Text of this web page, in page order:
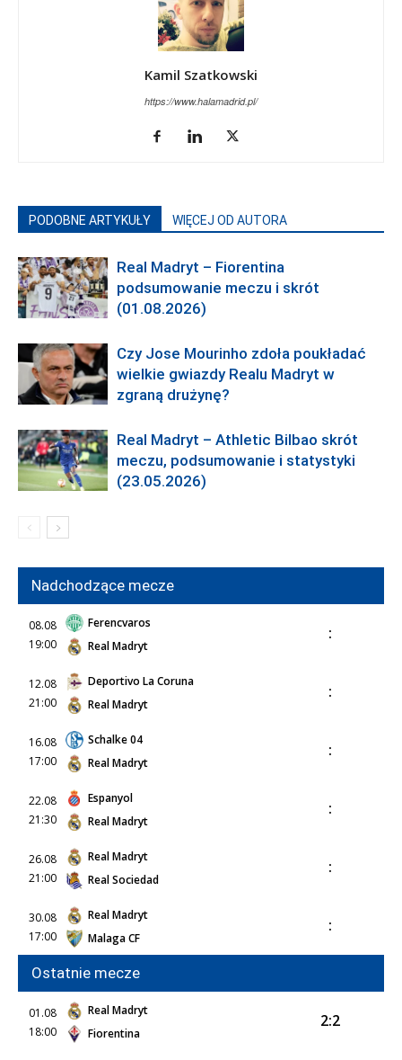
Kamil Szatkowski
https://www.halamadrid.pl/
PODOBNE ARTYKUŁY WIĘCEJ OD AUTORA
Real Madryt – Fiorentina
podsumowanie meczu i skrót
(01.08.2026)
Czy Jose Mourinho zdoła poukładać
wielkie gwiazdy Realu Madryt w
zgraną drużynę?
Real Madryt – Athletic Bilbao skrót
meczu, podsumowanie i statystyki
(23.05.2026)
Nadchodzące mecze
08.08
19:00
Ferencvaros
Real Madryt
:
12.08
21:00
Deportivo La Coruna
Real Madryt
:
16.08
17:00
Schalke 04
Real Madryt
:
22.08
21:30
Espanyol
Real Madryt
:
26.08
21:00
Real Madryt
Real Sociedad
:
30.08
17:00
Real Madryt
Malaga CF
:
Ostatnie mecze
01.08
18:00
Real Madryt
Fiorentina
2:2